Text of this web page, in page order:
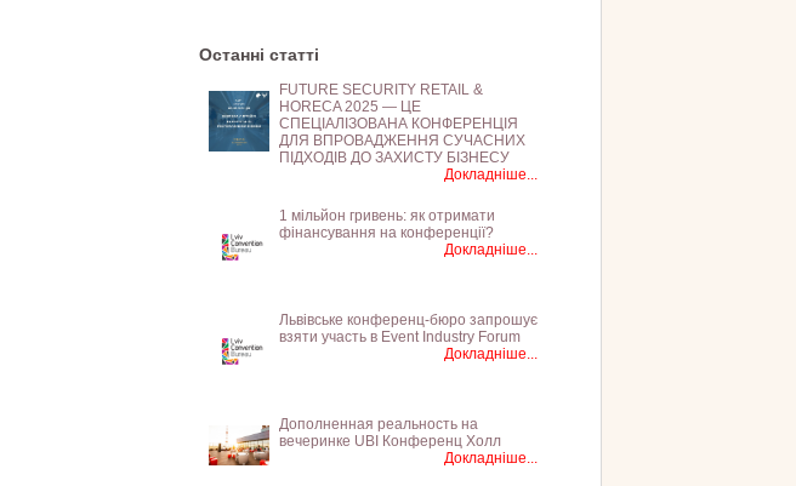
Останні статті
FUTURE SECURITY RETAIL &
HORECA 2025 — ЦЕ
СПЕЦІАЛІЗОВАНА КОНФЕРЕНЦІЯ
ДЛЯ ВПРОВАДЖЕННЯ СУЧАСНИХ
ПІДХОДІВ ДО ЗАХИСТУ БІЗНЕСУ
Докладніше...
1 мільйон гривень: як отримати
фінансування на конференції?
Докладніше...
Львівське конференц-бюро запрошує
взяти участь в Event Industry Forum
Докладніше...
Дополненная реальность на
вечеринке UBI Конференц Холл
Докладніше...